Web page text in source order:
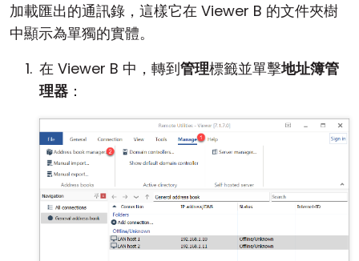
加載匯出的通訊錄，這樣它在 Viewer B 的文件夾樹
中顯示為單獨的實體。
在 Viewer B 中，轉到管理標籤並單擊地址簿管
理器 ：